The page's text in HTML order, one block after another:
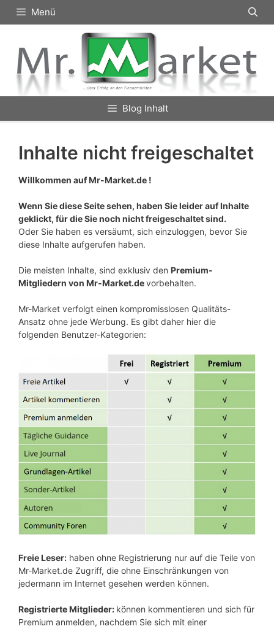
Inhalt
Menü
Blog Inhalt
Inhalte nicht freigeschaltet
Willkommen auf Mr-Market.de !
Wenn Sie diese Seite sehen, haben Sie leider auf Inhalte
geklickt, für die Sie noch nicht freigeschaltet sind.
Oder Sie haben es versäumt, sich einzuloggen, bevor Sie
diese Inhalte aufgerufen haben.
Die meisten Inhalte, sind exklusiv den Premium-
Mitgliedern von Mr-Market.devorbehalten.
Mr-Market verfolgt einen kompromisslosen Qualitäts-
Ansatz ohne jede Werbung. Es gibt daher hier die
folgenden Benutzer-Kategorien:
Freie Leser: haben ohne Registrierung nur auf die Teile von
Mr-Market.de Zugriff, die ohne Einschränkungen von
jedermann im Internet gesehen werden können.
Registrierte Mitglieder: können kommentieren und sich für
Premium anmelden, nachdem Sie sich mit einer